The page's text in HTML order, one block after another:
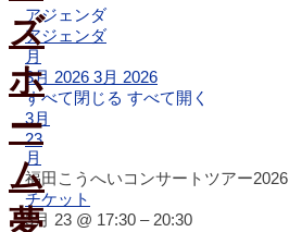
ト
案
ル
ケ
アジェンダ
アジェンダ
月
3月 2026 3月 2026
すべて閉じる すべて開く
3月
23
月
福田こうへいコンサートツアー2026
チケット
3月 23 @ 17:30 – 20:30